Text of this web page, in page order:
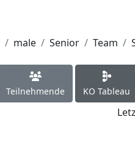
male Senior Team
Teilnehmende KO Tableau